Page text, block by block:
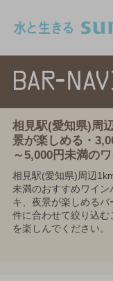
相見駅(愛知県)周
景が楽しめる・
～5,000円未満の
相見駅(愛知県)周辺
未満のおすすめワイ
キ、夜景が楽しめる
件に合わせて絞り込
を楽しんでください。